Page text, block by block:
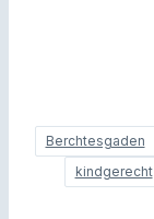
Berchtesgaden
kindgerecht